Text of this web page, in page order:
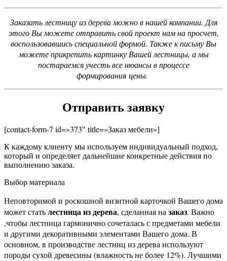
Заказать лестницу из дерева можно в нашей компании. Для
этого Вы можете отправить свой проект нам на просчет,
воспользовавшись специальной формой. Также к письму Вы
можете прикрепить картинку Вашей лестницы, а мы
постараемся учесть все нюансы в процессе
формирования цены.
Отправить заявку
[contact-form-7 id=»373″ title=»Заказ мебели»]
К каждому клиенту мы используем индивидуальный подход,
который и определяет дальнейшие конкретные действия по
выполнению заказа.
Выбор материала
Неповторимой и роскошной визитной карточкой Вашего дома
может статьлестница из дерева, сделанная на заказ. Важно
,чтобы лестница гармонично сочеталась с предметами мебели
и другими декоративными элементами Вашего дома. В
основном, в производстве лестниц из дерева используют
породы сухой древесины (влажность не более 12%). Лучшими